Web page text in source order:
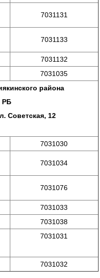
7031131
7031133
7031132
7031035
района
РБ
Советская, 12
7031030
7031034
7031076
7031033
7031038
7031031
7031032